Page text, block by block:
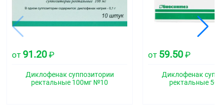
от 91.20 ₽
Диклофенак суппозитории
ректальные 100мг №10
от 59.50 ₽
Диклофенак
ректальные